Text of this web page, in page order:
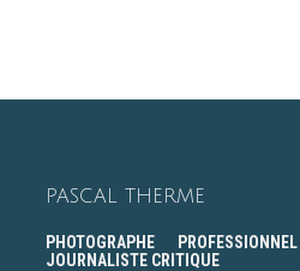
PASCAL THERME
PHOTOGRAPHE
JOURNALISTE CRITIQUE